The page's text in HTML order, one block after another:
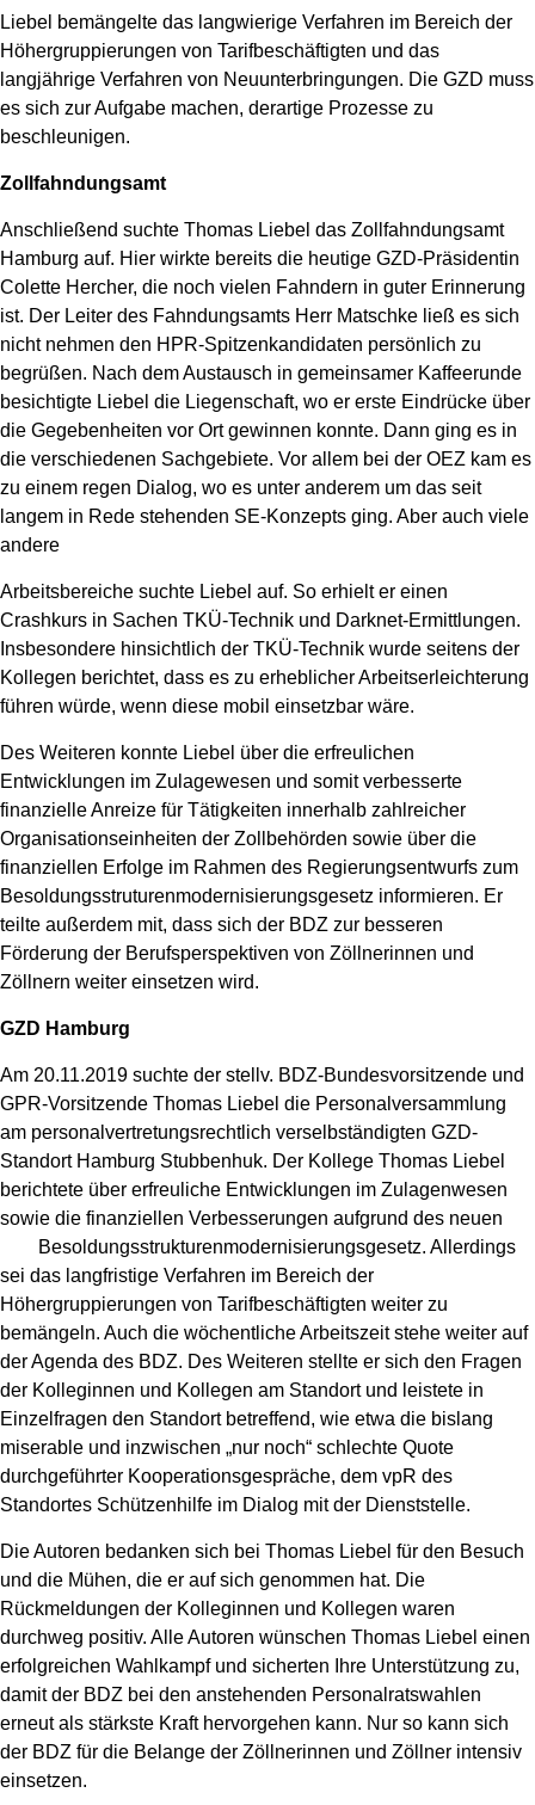
Liebel bemängelte das langwierige Verfahren im Bereich der
Höhergruppierungen von Tarifbeschäftigten und das
langjährige Verfahren von Neuunterbringungen. Die GZD muss
es sich zur Aufgabe machen, derartige Prozesse zu
beschleunigen.
Zollfahndungsamt
Anschließend suchte Thomas Liebel das Zollfahndungsamt
Hamburg auf. Hier wirkte bereits die heutige GZD-Präsidentin
Colette Hercher, die noch vielen Fahndern in guter Erinnerung
ist. Der Leiter des Fahndungsamts Herr Matschke ließ es sich
nicht nehmen den HPR-Spitzenkandidaten persönlich zu
begrüßen. Nach dem Austausch in gemeinsamer Kaffeerunde
besichtigte Liebel die Liegenschaft, wo er erste Eindrücke über
die Gegebenheiten vor Ort gewinnen konnte. Dann ging es in
die verschiedenen Sachgebiete. Vor allem bei der OEZ kam es
zu einem regen Dialog, wo es unter anderem um das seit
langem in Rede stehenden SE-Konzepts ging. Aber auch viele
andere
Arbeitsbereiche suchte Liebel auf. So erhielt er einen
Crashkurs in Sachen TKÜ-Technik und Darknet-Ermittlungen.
Insbesondere hinsichtlich der TKÜ-Technik wurde seitens der
Kollegen berichtet, dass es zu erheblicher Arbeitserleichterung
führen würde, wenn diese mobil einsetzbar wäre.
Des Weiteren konnte Liebel über die erfreulichen
Entwicklungen im Zulagewesen und somit verbesserte
finanzielle Anreize für Tätigkeiten innerhalb zahlreicher
Organisationseinheiten der Zollbehörden sowie über die
finanziellen Erfolge im Rahmen des Regierungsentwurfs zum
Besoldungsstruturenmodernisierungsgesetz informieren. Er
teilte außerdem mit, dass sich der BDZ zur besseren
Förderung der Berufsperspektiven von Zöllnerinnen und
Zöllnern weiter einsetzen wird.
GZD Hamburg
Am 20.11.2019 suchte der stellv. BDZ-Bundesvorsitzende und
GPR-Vorsitzende Thomas Liebel die Personalversammlung
am personalvertretungsrechtlich verselbständigten GZD-
Standort Hamburg Stubbenhuk. Der Kollege Thomas Liebel
berichtete über erfreuliche Entwicklungen im Zulagenwesen
sowie die finanziellen Verbesserungen aufgrund des neuen
Besoldungsstrukturenmodernisierungsgesetz. Allerdings
sei das langfristige Verfahren im Bereich der
Höhergruppierungen von Tarifbeschäftigten weiter zu
bemängeln. Auch die wöchentliche Arbeitszeit stehe weiter auf
der Agenda des BDZ. Des Weiteren stellte er sich den Fragen
der Kolleginnen und Kollegen am Standort und leistete in
Einzelfragen den Standort betreffend, wie etwa die bislang
miserable und inzwischen „nur noch“ schlechte Quote
durchgeführter Kooperationsgespräche, dem vpR des
Standortes Schützenhilfe im Dialog mit der Dienststelle.
Die Autoren bedanken sich bei Thomas Liebel für den Besuch
und die Mühen, die er auf sich genommen hat. Die
Rückmeldungen der Kolleginnen und Kollegen waren
durchweg positiv. Alle Autoren wünschen Thomas Liebel einen
erfolgreichen Wahlkampf und sicherten Ihre Unterstützung zu,
damit der BDZ bei den anstehenden Personalratswahlen
erneut als stärkste Kraft hervorgehen kann. Nur so kann sich
der BDZ für die Belange der Zöllnerinnen und Zöllner intensiv
einsetzen.